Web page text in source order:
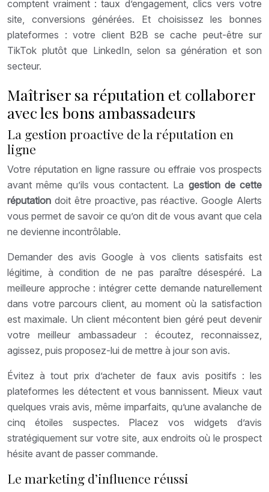
comptent vraiment : taux d’engagement, clics vers votre
site, conversions générées. Et choisissez les bonnes
plateformes : votre client B2B se cache peut-être sur
TikTok plutôt que LinkedIn, selon sa génération et son
secteur.
Maîtriser sa réputation et collaborer
avec les bons ambassadeurs
La gestion proactive de la réputation en
ligne
Votre réputation en ligne rassure ou effraie vos prospects
avant même qu’ils vous contactent. La gestion de cette
réputation doit être proactive, pas réactive. Google Alerts
vous permet de savoir ce qu’on dit de vous avant que cela
ne devienne incontrôlable.
Demander des avis Google à vos clients satisfaits est
légitime, à condition de ne pas paraître désespéré. La
meilleure approche : intégrer cette demande naturellement
dans votre parcours client, au moment où la satisfaction
est maximale. Un client mécontent bien géré peut devenir
votre meilleur ambassadeur : écoutez, reconnaissez,
agissez, puis proposez-lui de mettre à jour son avis.
Évitez à tout prix d’acheter de faux avis positifs : les
plateformes les détectent et vous bannissent. Mieux vaut
quelques vrais avis, même imparfaits, qu’une avalanche de
cinq étoiles suspectes. Placez vos widgets d’avis
stratégiquement sur votre site, aux endroits où le prospect
hésite avant de passer commande.
Le marketing d’influence réussi